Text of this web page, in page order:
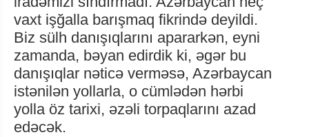
vaxt işğalla barışmaq fikrində deyildi.
Biz sülh danışıqlarını apararkən, eyni
zamanda, bəyan edirdik ki, əgər bu
danışıqlar nəticə verməsə, Azərbaycan
istənilən yollarla, o cümlədən hərbi
yolla öz tarixi, əzəli torpaqlarını azad
edəcək.